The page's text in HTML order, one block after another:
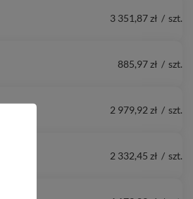
3 351,87 zł / szt.
885,97 zł / szt.
2 979,92 zł / szt.
2 332,45 zł / szt.